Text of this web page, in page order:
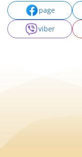
page
viber